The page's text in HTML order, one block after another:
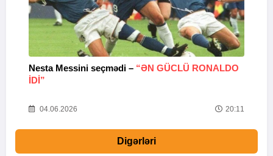
Nesta Messini seçmədi – “ƏN GÜCLÜ RONALDO
IDI”
04.06.2026 20:11
Digərləri